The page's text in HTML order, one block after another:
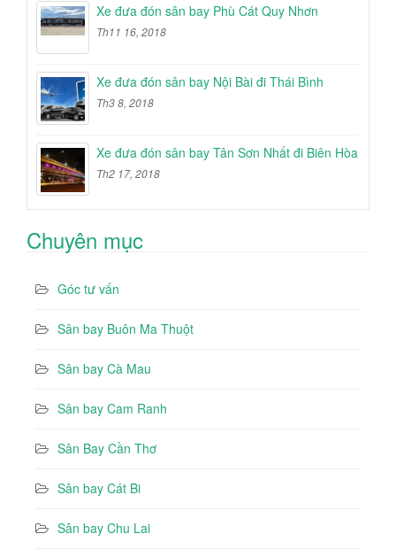
Xe đưa đón sân bay Phù Cát Quy Nhơn
Th11 16, 2018
Xe đưa đón sân bay Nội Bài đi Thái Bình
Th3 8, 2018
Xe đưa đón sân bay Tân Sơn Nhất đi Biên Hòa
Th2 17, 2018
Chuyên mục
Góc tư vấn
Sân bay Buôn Ma Thuột
Sân bay Cà Mau
Sân bay Cam Ranh
Sân Bay Cần Thơ
Sân bay Cát Bi
Sân bay Chu Lai